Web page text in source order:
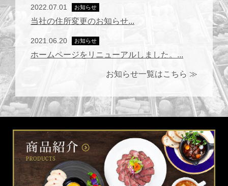
2022.07.01 お知らせ
当社の住所変更のお知らせ...
2021.06.20 お知らせ
ホームページをリニューアルしました。...
お知らせ一覧はこちら ≫